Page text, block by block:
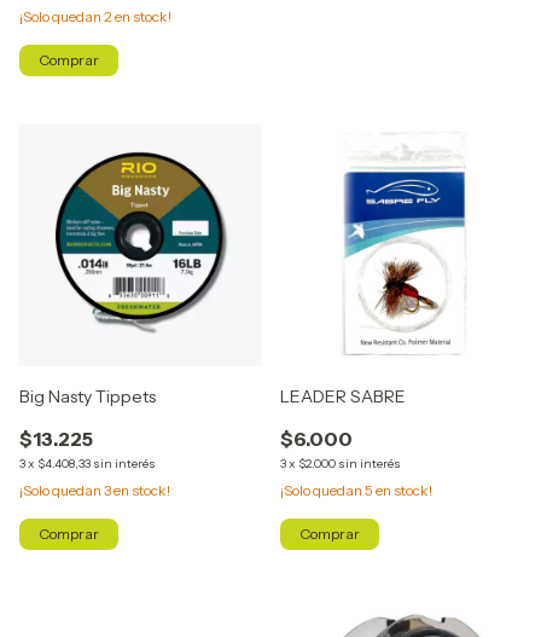
¡Solo quedan 2en stock!
Comprar
Big Nasty Tippets
$13.225
3x $4.408,33 sin interés
¡Solo quedan 3en stock!
Comprar
LEADER SABRE
$6.000
3x $2.000 sin interés
¡Solo quedan 5 en stock!
Comprar